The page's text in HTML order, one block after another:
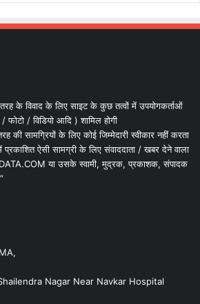
के विवाद के लिए साइट के कुछ तत्वों में उपयोगकर्ताओं
/ फोटो / विडियो आदि ) शामिल होगी
सामग्रियों के लिए कोई जिम्मेदारी स्वीकार नहीं करता
ऐसी सामग्री के लिए संवाददाता / खबर देने वाला
या उसके स्वामी, मुद्रक, प्रकाशक, संपादक
Nagar Near Navkar Hospital